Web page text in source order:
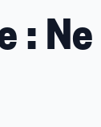
: